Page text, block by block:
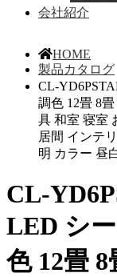
会社紹介
HOME
製品カタログ
CL-
調色 12畳 8
具 和室 寝室
居間 インテ
明 カラー 昼
CL-
LED シ
色 12畳